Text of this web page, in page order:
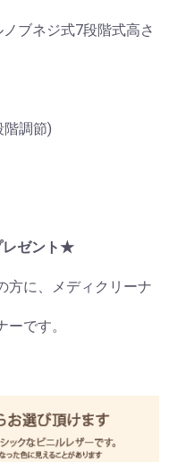
ブネジ式7段階式高さ
調節)
レゼント★
方に、メディクリーナ
です。